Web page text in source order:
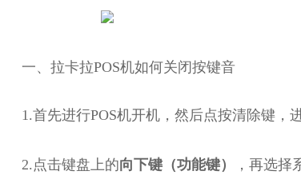
一、拉卡拉POS机如何关闭按键音
1.首先进行POS机开机，然后点按清除键，进
2.点击键盘上的向下键（功能键） ，再选择